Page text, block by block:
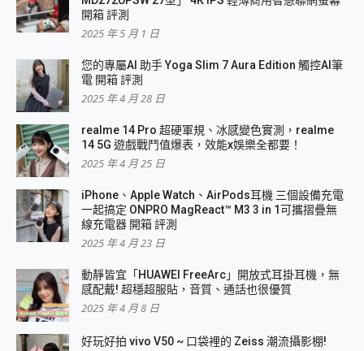
開箱 評測
2025 年 5 月 1 日
您的專屬AI 助手 Yoga Slim 7 Aura Edition 觸控AI筆
電 開箱 評測
2025 年 4 月 28 日
realme 14 Pro 超硬軍規、冰感變色實測，realme
14 5G 遊戲戰鬥值爆表，效能x娛樂全都要！
2025 年 4 月 25 日
iPhone、Apple Watch、AirPods耳機 三個設備充電
一起搞定 ONPRO MagReact™ M3 3 in 1可攜摺疊無
線充電器 開箱 評測
2025 年 4 月 23 日
動靜皆宜「HUAWEI FreeArc」開放式耳掛耳機，無
感配戴! 超穩超服貼，音質、通話也很優質
2025 年 4 月 8 日
好玩好拍 vivo V50 ~ 口袋裡的 Zeiss 潮流攝影棚!